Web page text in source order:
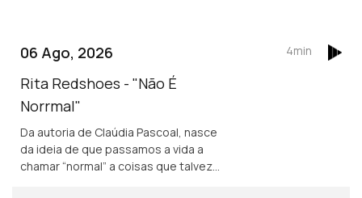
06 Ago, 2026
Rita Redshoes - "Não É
Norrmal"
Da autoria de Claúdia Pascoal, nasce
da ideia de que passamos a vida a
chamar “normal” a coisas que talvez
4min